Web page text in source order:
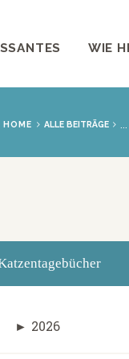
WIE
HOME ALLE BEITRÄGE ...
► 2026